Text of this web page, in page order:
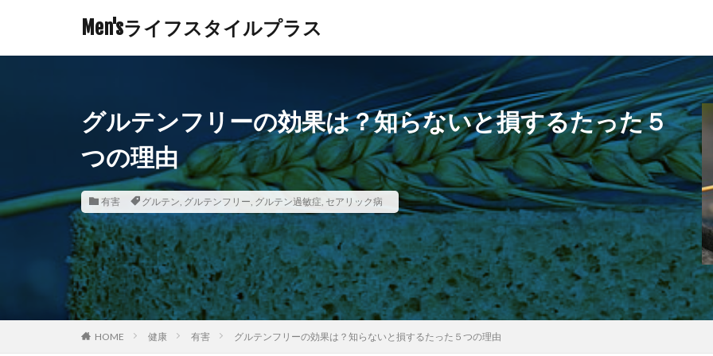
Men'sライフスタイルプラス
グルテンフリーの効果は？知らないと損するたった５
つの理由
有害 グルテン, グルテンフリー, グルテン過敏症, セアリック病
HOME 健康 有害 グルテンフリーの効果は？知らないと損するたった５つの理由